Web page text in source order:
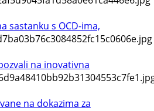
sastanku s OCD-ima,
na inovativna
na dokazima za